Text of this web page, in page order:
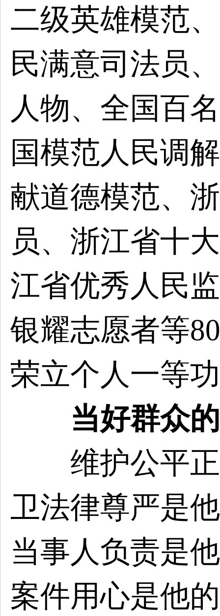
二级英雄模范、
民满意司法员
人物、全国百
国模范人民调
献道德模范、
员、浙江省十
江省优秀人民
银耀志愿者等
荣立个人一等
当好群众
维护公平正
卫法律尊严是
当事人负责是
案件用心是他